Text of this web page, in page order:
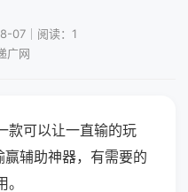
07｜阅读：1
广网
款可以让一直输的玩
赢辅助神器，有需要的